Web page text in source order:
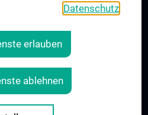
Datenschutz
erlauben
ablehnen